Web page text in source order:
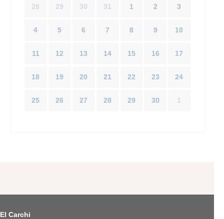
28 29 30 31 1 2 3
4 5 6 7 8 9 10
11 12 13 14 15 16 17
18 19 20 21 22 23 24
25 26 27 28 29 30 1
El Carchi